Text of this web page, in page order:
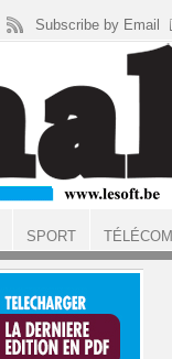
Subscribe by Email
SPORT TÉLÉCOM